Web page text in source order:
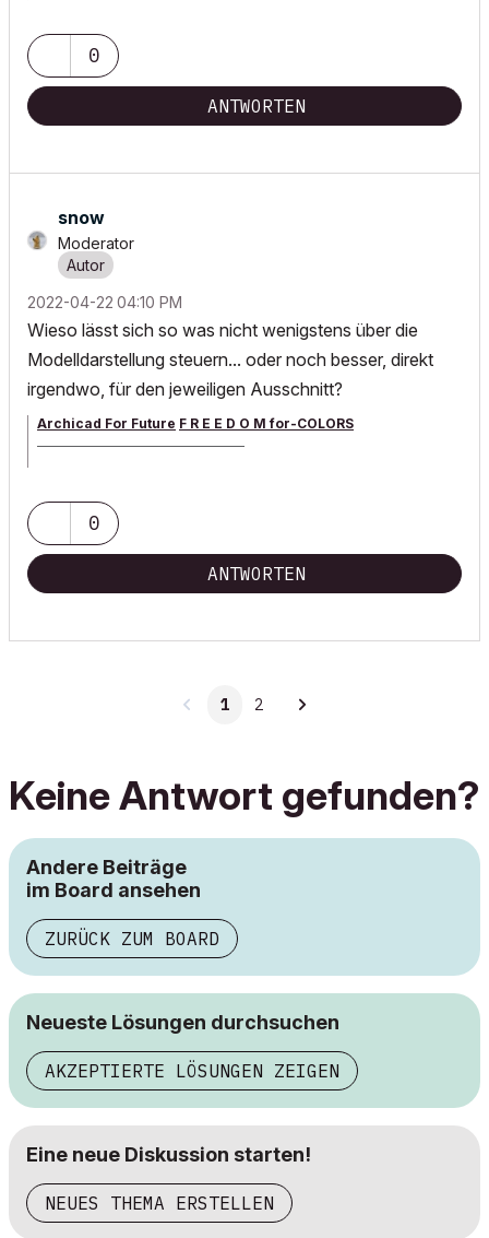
0
ANTWORTEN
snow
Moderator
‎2022-04-22 04:10 PM
Wieso lässt sich so was nicht wenigstens über die
Modelldarstellung steuern... oder noch besser, direkt
irgendwo, für den jeweiligen Ausschnitt?
Archicad For Future F R E E D O M for-COLORS
0
ANTWORTEN
1 2
Keine Antwort gefunden?
Andere Beiträge
im Board ansehen
ZURÜCK ZUM BOARD
Neueste Lösungen durchsuchen
AKZEPTIERTE LÖSUNGEN ZEIGEN
Eine neue Diskussion starten!
NEUES THEMA ERSTELLEN